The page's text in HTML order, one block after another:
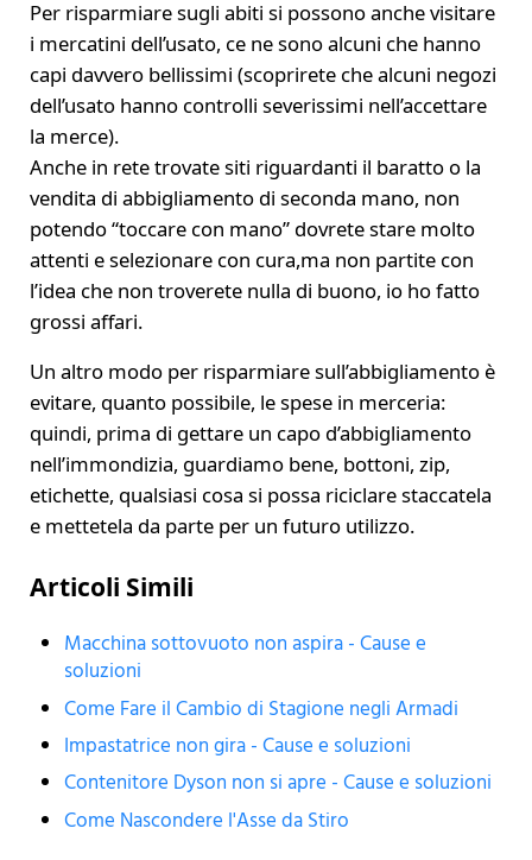
Per risparmiare sugli abiti si possono anche visitare
i mercatini dell’usato, ce ne sono alcuni che hanno
capi davvero bellissimi (scoprirete che alcuni negozi
dell’usato hanno controlli severissimi nell’accettare
la merce).
Anche in rete trovate siti riguardanti il baratto o la
vendita di abbigliamento di seconda mano, non
potendo “toccare con mano” dovrete stare molto
attenti e selezionare con cura,ma non partite con
l’idea che non troverete nulla di buono, io ho fatto
grossi affari.
Un altro modo per risparmiare sull’abbigliamento è
evitare, quanto possibile, le spese in merceria:
quindi, prima di gettare un capo d’abbigliamento
nell’immondizia, guardiamo bene, bottoni, zip,
etichette, qualsiasi cosa si possa riciclare staccatela
e mettetela da parte per un futuro utilizzo.
Articoli Simili
Macchina sottovuoto non aspira - Cause e
soluzioni
Come Fare il Cambio di Stagione negli Armadi
Impastatrice non gira - Cause e soluzioni
Contenitore Dyson non si apre - Cause e soluzioni
Come Nascondere l'Asse da Stiro